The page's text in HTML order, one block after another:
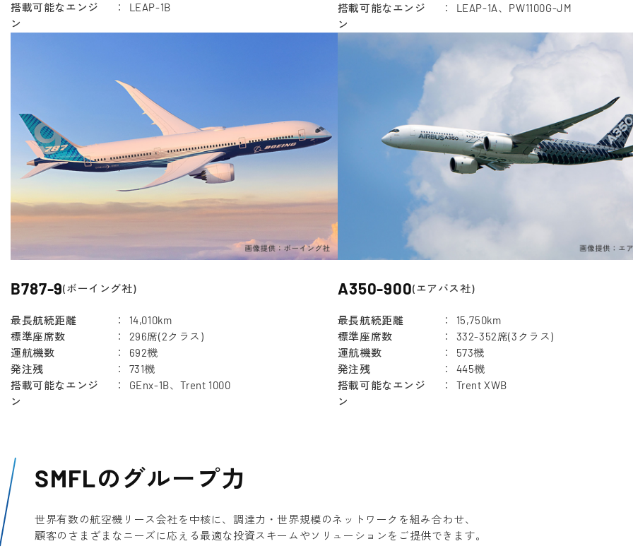
搭載可能なエンジ
ン
LEAP-1B
搭載可能なエンジ
ン
LEAP-1A、PW1100G-JM
B787-9(ボーイング社)
最長航続距離
14,010km
標準座席数
296席(2クラス)
運航機数
692機
発注残
731機
搭載可能なエンジ
ン
GEnx-1B、Trent 1000
A350-900(エアバス社)
最長航続距離
15,750km
標準座席数
332-352席(3クラス)
運航機数
573機
発注残
445機
搭載可能なエンジ
ン
Trent XWB
SMFLのグループ力
世界有数の航空機リース会社を中核に、調達力・世界規模のネットワークを組み合わせ、
顧客のさまざまなニーズに応える最適な投資スキームやソリューションをご提供できます。